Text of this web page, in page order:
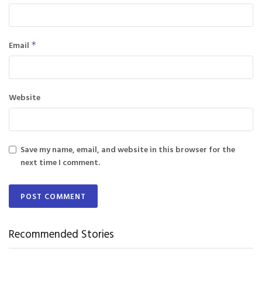
Email *
Website
Save my name, email, and website in this browser for the
next time I comment.
Recommended Stories